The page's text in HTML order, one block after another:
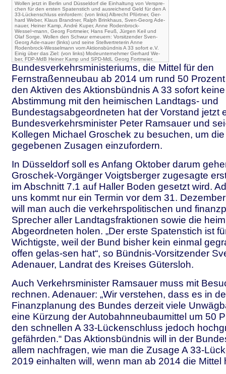
Wollen jetzt in Berlin und Düsseldorf die Einhaltung von Verspre-
chen für den ersten Spatenstich und ausreichend Geld für den A
33-Lückenschluss einfordern: (von links) Albrecht Pförtner, Ger-
hard Weber, Klaus Brandner, Ralph Brinkhaus, Sven-Georg Ade-
nauer, Heiner Kamp, André Kuper, Anne Rodenbrock-
Wessel¬mann, Georg Fortmeier, Hans Feuß, Jürgen Keil und
Olaf Sorge. Wollen den Schwur erneuern: Vorsitzender Sven-
Georg Ade-nauer (links) und seine Stellvertreterin Anne
Rodenbrock-Wesselmann vom Aktionsbündnis A 33 sofort e.V.
Einig über das Ziel: (von links) Modeunternehmer Gerhard We-
ber, FDP-MdB Heiner Kamp und SPD-MdL Georg Fortmeier.
Bundesverkehrsministeriums, die Mittel für den
Fernstraßenneubau ab 2014 um rund 50
den Aktiven des Aktionsbündnis A 33 sofort
Abstimmung mit den heimischen Landtags- und
Bundestagsabgeordneten hat der Vorstand jetzt
Bundesverkehrsminister Peter Ramsauer und
Kollegen Michael Groschek zu besuchen, um
gegebenen Zusagen einzufordern.
In Düsseldorf soll es Anfang Oktober darum
Groschek-Vorgänger Voigtsberger zugesagte
im Abschnitt 7.1 auf Haller Boden gesetzt wird.
uns kommt nur ein Termin vor dem 31.
will man auch die verkehrspolitischen und
Sprecher aller Landtagsfraktionen sowie die
Abgeordneten holen. „Der erste Spatenstich ist
Wichtigste, weil der Bund bisher kein einmal
offen gelas-sen hat“, so Bündnis-Vorsitzender
Adenauer, Landrat des Kreises Gütersloh.
Auch Verkehrsminister Ramsauer muss mit
rechnen. Adenauer: „Wir verstehen, dass es in
Finanzplanung des Bundes derzeit viele
eine Kürzung der Autobahnneubaumittel um 50
den schnellen A 33-Lückenschluss jedoch
gefährden.“ Das Aktionsbündnis will in der
allem nachfragen, wie man die Zusage A 33-
2019 einhalten will, wenn man ab 2014 die Mittel